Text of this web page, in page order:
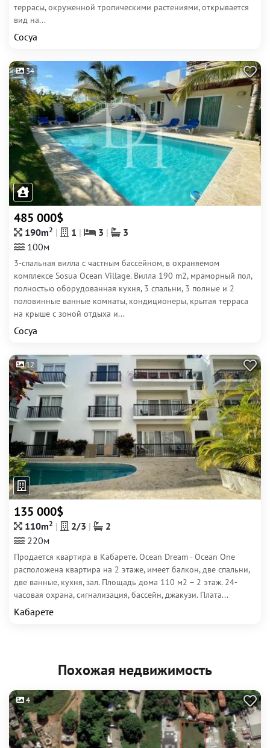
террасы, окруженной тропическими растениями, открывается
вид на...
Сосуа
34
485 000$
190m2 1 3
3
100м
3-спальная вилла с частным бассейном, в охраняемом
комплексе Sosua Ocean Village. Вилла 190 m2, мраморный пол,
полностью оборудованная кухня, 3 спальни, 3 полные и 2
половинные ванные комнаты, кондиционеры, крытая терраса
на крыше с зоной отдыха и...
Сосуа
12
135 000$
110m2 2/3
2
220м
Продается квартира в Кабарете. Ocean Dream - Ocean One
расположена квартира на 2 этаже, имеет балкон, две спальни,
две ванные, кухня, зал. Площадь дома 110 м2 – 2 этаж. 24-
часовая охрана, сигнализация, бассейн, джакузи. Плата...
Кабарете
Похожая недвижимость
4